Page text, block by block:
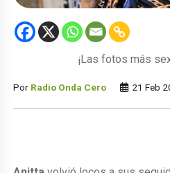
¡Las fotos más
Por Radio Onda Cero 21 Feb